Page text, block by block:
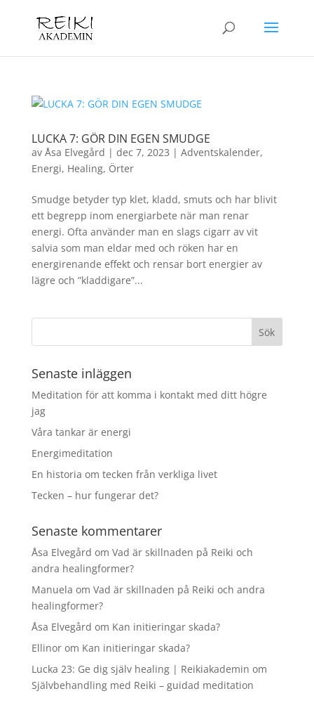
LUCKA 7: GÖR DIN EGEN SMUDGE
av Åsa Elvegård | dec 7, 2023 | Adventskalender,
Energi, Healing, Örter
Smudge betyder typ klet, kladd, smuts och har blivit
ett begrepp inom energiarbete när man renar
energi. Ofta använder man en slags cigarr av vit
salvia som man eldar med och röken har en
energirenande effekt och rensar bort energier av
lägre och ”kladdigare”...
Senaste inläggen
Meditation för att komma i kontakt med ditt högre
jag
Våra tankar är energi
Energimeditation
En historia om tecken från verkliga livet
Tecken – hur fungerar det?
Senaste kommentarer
Åsa Elvegård om Vad är skillnaden på Reiki och
andra healingformer?
Manuela om Vad är skillnaden på Reiki och andra
healingformer?
Åsa Elvegård om Kan initieringar skada?
Ellinorom Kan initieringar skada?
Lucka 23: Ge dig själv healing | Reikiakademin om
Självbehandling med Reiki – guidad meditation